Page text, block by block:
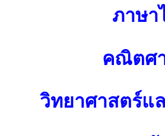
ภาษา
คณิตศ
วิทยาศาสตร์แ